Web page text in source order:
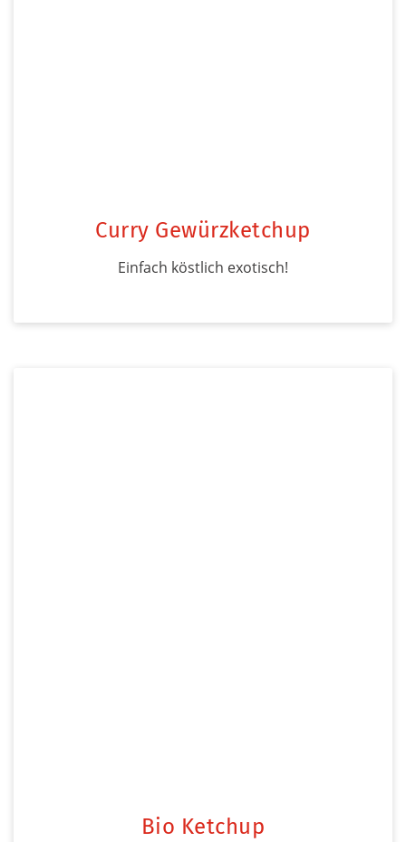
Curry Gewürzketchup
Einfach köstlich exotisch!
Bio Ketchup